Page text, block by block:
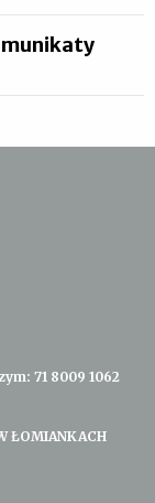
71 8009 1062
ŁOMIANKACH